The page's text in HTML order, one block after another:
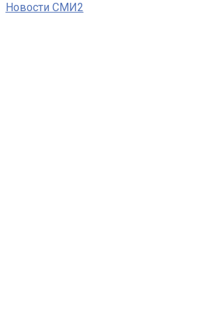
Новости СМИ2